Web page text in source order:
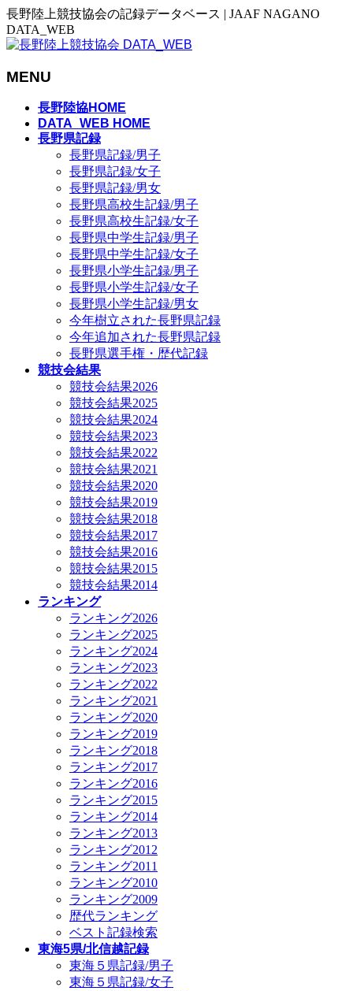
長野陸上競技協会の記録データベース | JAAF NAGANO
DATA_WEB
MENU
長野陸協HOME
DATA_WEB HOME
長野県記録
長野県記録/男子
長野県記録/女子
長野県記録/男女
長野県高校生記録/男子
長野県高校生記録/女子
長野県中学生記録/男子
長野県中学生記録/女子
長野県小学生記録/男子
長野県小学生記録/女子
長野県小学生記録/男女
今年樹立された長野県記録
今年追加された長野県記録
長野県選手権・歴代記録
競技会結果
競技会結果2026
競技会結果2025
競技会結果2024
競技会結果2023
競技会結果2022
競技会結果2021
競技会結果2020
競技会結果2019
競技会結果2018
競技会結果2017
競技会結果2016
競技会結果2015
競技会結果2014
ランキング
ランキング2026
ランキング2025
ランキング2024
ランキング2023
ランキング2022
ランキング2021
ランキング2020
ランキング2019
ランキング2018
ランキング2017
ランキング2016
ランキング2015
ランキング2014
ランキング2013
ランキング2012
ランキング2011
ランキング2010
ランキング2009
歴代ランキング
ベスト記録検索
東海5県/北信越記録
東海５県記録/男子
東海５県記録/女子